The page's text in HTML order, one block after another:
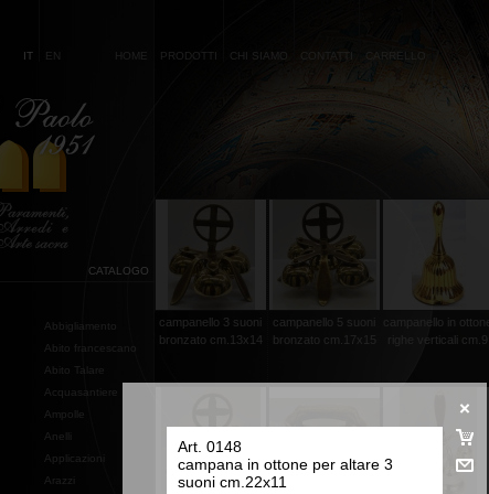
IT EN HOME PRODOTTI CHI SIAMO CONTATTI
CATALOGO
Abbigliamento
Abito francescano
Abito Talare
Acquasantiere
Ampolle
Anelli
Applicazioni
Arazzi
Art. 0148
campana in ottone per altare 3
suoni cm.22x11
campanello 3 suoni
bronzato cm.13x14
campanello 5 suoni
bronzato cm.17x15
campanello in ottone
righe verticali cm.9